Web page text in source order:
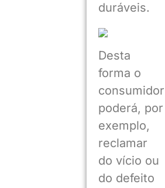
duráveis.
Desta
forma o
consumidor
poderá, por
exemplo,
reclamar
do vício ou
do defeito